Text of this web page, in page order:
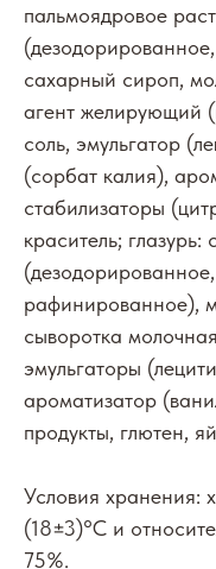
пальмоядровое
сахарный сироп,
агент желирующий
соль, эмульгатор
(сорбат калия),
стабилизаторы
краситель;
(дезодорированное,
рафинированное),
сыворотка
эмульгаторы
ароматизатор
продукты, глютен,
Условия хранения:
(18±3)°С и
75%.